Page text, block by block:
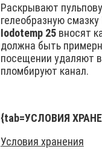
Раскрывают
гелеобразную смазку
Iodotemp 25вносят
должна быть
посещении удаляют
пломбируют канал.
{tab=УСЛОВИЯ
Условия хранения